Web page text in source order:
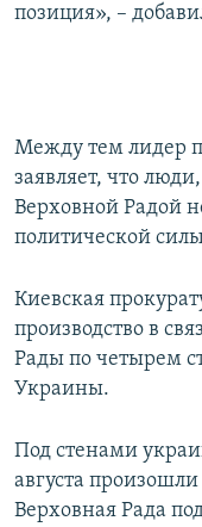
позиция», –
Между тем лидер
заявляет, что
Верховной Радой
политической
Киевская
производство в
Рады по четырем
Украины.
Под стенами
августа
Верховная Рада